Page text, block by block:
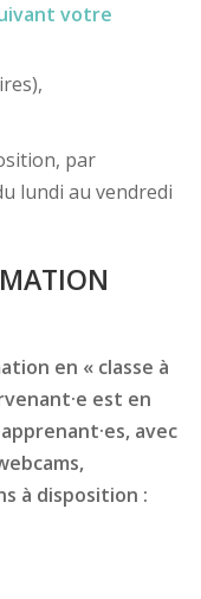
votre
par
lundi au vendredi
en « classe à
est en
avec
à disposition :